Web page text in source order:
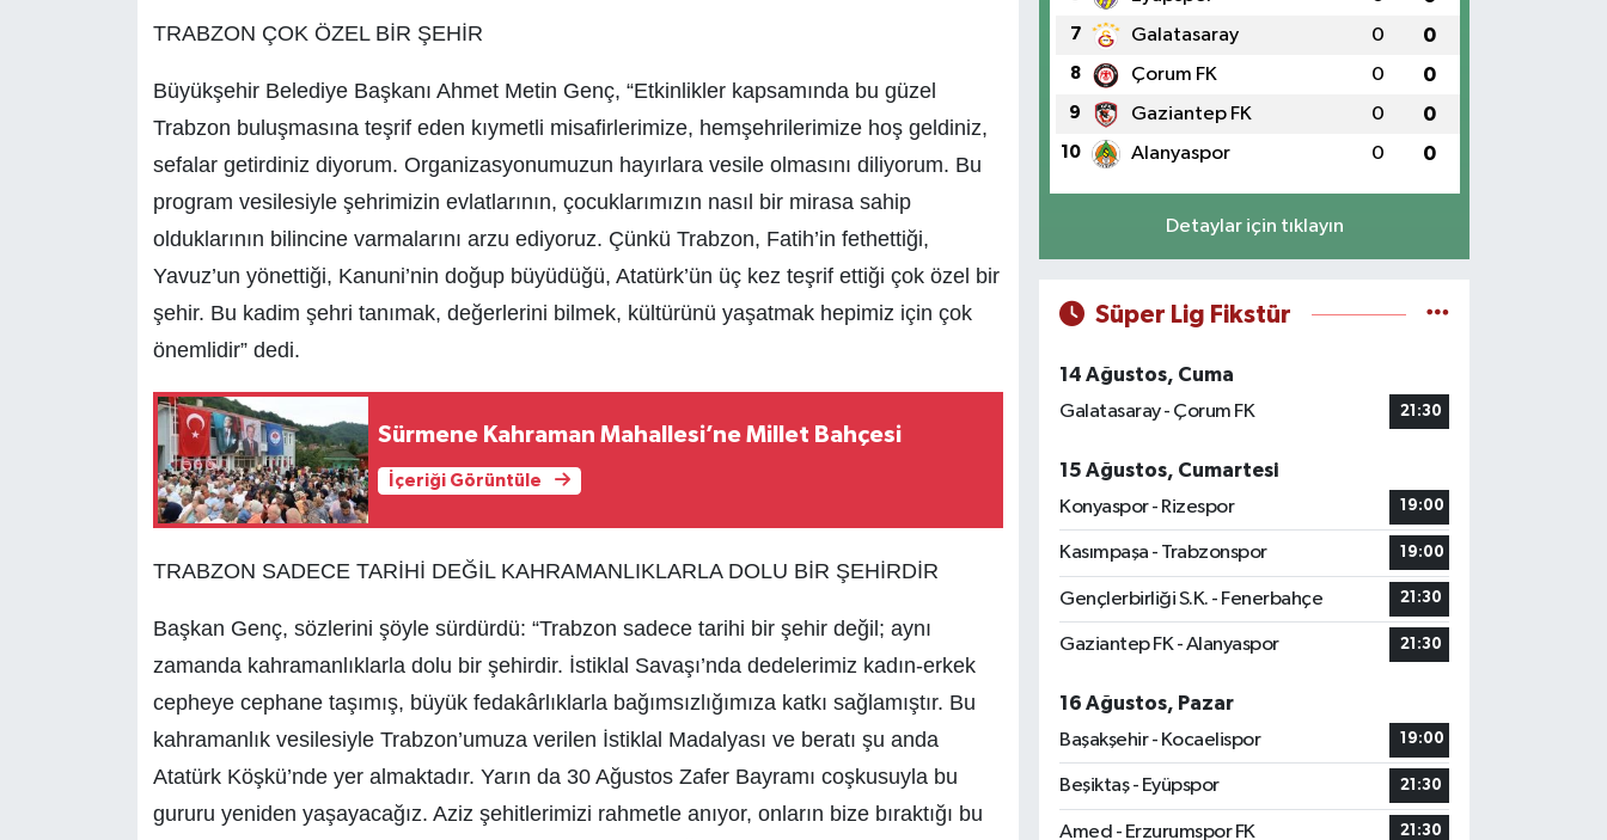
TRABZON ÇOK ÖZEL BİR ŞEHİR
Büyükşehir Belediye Başkanı Ahmet Metin Genç, “Etkinlikler kapsamında bu güzel
Trabzon buluşmasına teşrif eden kıymetli misafirlerimize, hemşehrilerimize hoş geldiniz,
sefalar getirdiniz diyorum. Organizasyonumuzun hayırlara vesile olmasını diliyorum. Bu
program vesilesiyle şehrimizin evlatlarının, çocuklarımızın nasıl bir mirasa sahip
olduklarının bilincine varmalarını arzu ediyoruz. Çünkü Trabzon, Fatih’in fethettiği,
Yavuz’un yönettiği, Kanuni’nin doğup büyüdüğü, Atatürk’ün üç kez teşrif ettiği çok özel bir
şehir. Bu kadim şehri tanımak, değerlerini bilmek, kültürünü yaşatmak hepimiz için çok
önemlidir” dedi.
Sürmene Kahraman Mahallesi’ne Millet Bahçesi
İçeriği Görüntüle
TRABZON SADECE TARİHİ DEĞİL KAHRAMANLIKLARLA DOLU BİR ŞEHİRDİR
Başkan Genç, sözlerini şöyle sürdürdü: “Trabzon sadece tarihi bir şehir değil; aynı
zamanda kahramanlıklarla dolu bir şehirdir. İstiklal Savaşı’nda dedelerimiz kadın-erkek
cepheye cephane taşımış, büyük fedakârlıklarla bağımsızlığımıza katkı sağlamıştır. Bu
kahramanlık vesilesiyle Trabzon’umuza verilen İstiklal Madalyası ve beratı şu anda
Atatürk Köşkü’nde yer almaktadır. Yarın da 30 Ağustos Zafer Bayramı coşkusuyla bu
gururu yeniden yaşayacağız. Aziz şehitlerimizi rahmetle anıyor, onların bize bıraktığı bu
7 Galatasaray 0 0
8 Çorum FK 0 0
9 Gaziantep FK 0 0
10 Alanyaspor 0 0
Detaylar için tıklayın
Süper Lig Fikstür
14 Ağustos, Cuma
Galatasaray - Çorum FK
21:30
15 Ağustos, Cumartesi
Konyaspor - Rizespor
19:00
Kasımpaşa - Trabzonspor 19:00
Gençlerbirliği S.K. - Fenerbahçe 21:30
Gaziantep FK - Alanyaspor 21:30
16 Ağustos, Pazar
Başakşehir - Kocaelispor
19:00
Beşiktaş - Eyüpspor 21:30
Amed - Erzurumspor FK 21:30